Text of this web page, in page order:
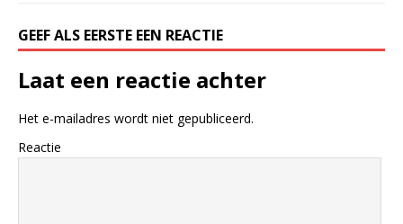
GEEF ALS EERSTE EEN REACTIE
Laat een reactie achter
Het e-mailadres wordt niet gepubliceerd.
Reactie